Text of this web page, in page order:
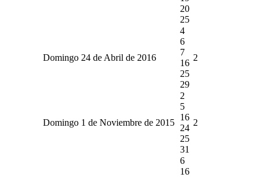
20
25
Domingo 24 de Abril de 2016
4
6
7
16
25
29
2
Domingo 1 de Noviembre de 2015
2
5
16
24
25
31
2
6
16